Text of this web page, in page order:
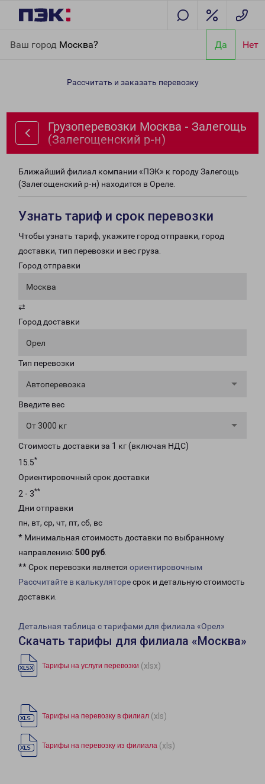
Ваш город Москва? Да Нет
(Залегощенский р-н)
Рассчитать и заказать перевозку
Грузоперевозки Москва - Залегощь
(Залегощенский р-н)
Ближайший филиал компании «ПЭК» к городу Залегощь
(Залегощенский р-н) находится в Ореле.
Узнать тариф и срок перевозки
Чтобы узнать тариф, укажите город отправки, город
доставки, тип перевозки и вес груза.
Город отправки
Москва
⇄
Город доставки
Орел
Тип перевозки
Автоперевозка
Введите вес
От 3000 кг
Стоимость доставки за 1 кг (включая НДС)
15.5*
Ориентировочный срок доставки
2 - 3**
Дни отправки
пн, вт, ср, чт, пт, сб, вс
* Минимальная стоимость доставки по выбранному
направлению: 500 руб.
** Срок перевозки является ориентировочным
Рассчитайте в калькуляторесрок и детальную стоимость
доставки.
Детальная таблица с тарифами для филиала «Орел»
Скачать тарифы для филиала «Москва»
Тарифы на услуги перевозки (xlsx)
Тарифы на перевозку в филиал (xls)
Тарифы на перевозку из филиала (xls)